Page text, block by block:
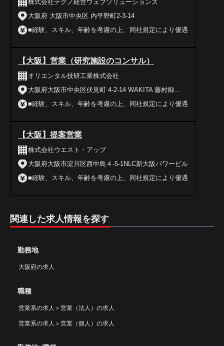
株式会社テクノ経営ウェブソリューションズ
大阪府 大阪市中央区 内平野町2-3-14
■経験、スキル、年齢を考慮の上、同社規定により優遇
【大阪】営業（研究施設のコンサル）
オリエンタル技研工業株式会社
大阪府大阪市中央区伏見町 4-2-14 WAKITA 藤村御...
■経験、スキル、年齢を考慮の上、同社規定により優遇
【大阪】提案営業
株式会社ウエスト・アップ
大阪府大阪市淀川区西中島４‐5‐1NLC新大阪パワービル
■経験、スキル、年齢を考慮の上、同社規定により優遇
関連した求人情報を探す
勤務地
大阪府の求人
職種
営業系の求人 ＞ 営業（法人）の求人
営業系の求人 ＞ 営業（個人）の求人